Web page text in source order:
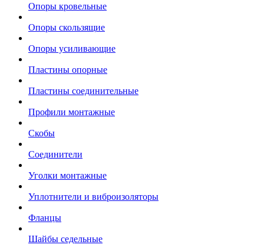
Опоры кровельные
Опоры скользящие
Опоры усиливающие
Пластины опорные
Пластины соединительные
Профили монтажные
Скобы
Соединители
Уголки монтажные
Уплотнители и виброизоляторы
Фланцы
Шайбы седельные